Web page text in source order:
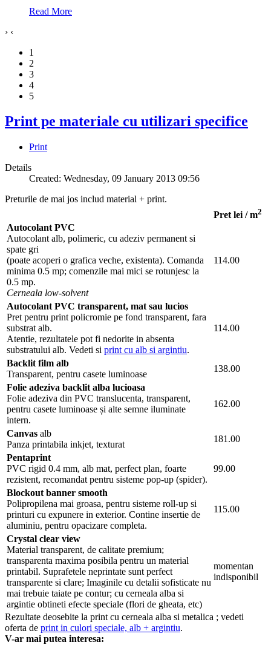
Read More
› ‹
1
2
3
4
5
Print pe materiale cu utilizari specifice
Print
Details
Created: Wednesday, 09 January 2013 09:56
Preturile de mai jos includ material + print.
Pret lei / m2
Autocolant PVC
Autocolant alb, polimeric, cu adeziv permanent si
spate gri
(poate acoperi o grafica veche, existenta). Comanda
minima 0.5 mp; comenzile mai mici se rotunjesc la
0.5 mp.
Cerneala low-solvent
114.00
Autocolant PVC transparent, mat sau lucios
Pret pentru print policromie pe fond transparent, fara
substrat alb.
Atentie, rezultatele pot fi nedorite in absenta
substratului alb. Vedeti si print cu alb si argintiu.
114.00
Backlit film alb
Transparent, pentru casete luminoase
138.00
Folie adeziva backlit alba lucioasa
Folie adeziva din PVC translucenta, transparent,
pentru casete luminoase și alte semne iluminate
intern.
162.00
Canvas alb
Panza printabila inkjet, texturat
181.00
Pentaprint
PVC rigid 0.4 mm, alb mat, perfect plan, foarte
rezistent, recomandat pentru sisteme pop-up (spider).
99.00
Blockout banner smooth
Polipropilena mai groasa, pentru sisteme roll-up si
printuri cu expunere in exterior. Contine insertie de
aluminiu, pentru opacizare completa.
115.00
Crystal clear view
Material transparent, de calitate premium;
transparenta maxima posibila pentru un material
printabil. Suprafetele neprintate sunt perfect
transparente si clare; Imaginile cu detalii sofisticate nu
mai trebuie taiate pe contur; cu cerneala alba si
argintie obtineti efecte speciale (flori de gheata, etc)
momentan
indisponibil
Rezultate deosebite la print cu cerneala alba si metalica ; vedeti
oferta de print in culori speciale, alb + argintiu.
V-ar mai putea interesa: